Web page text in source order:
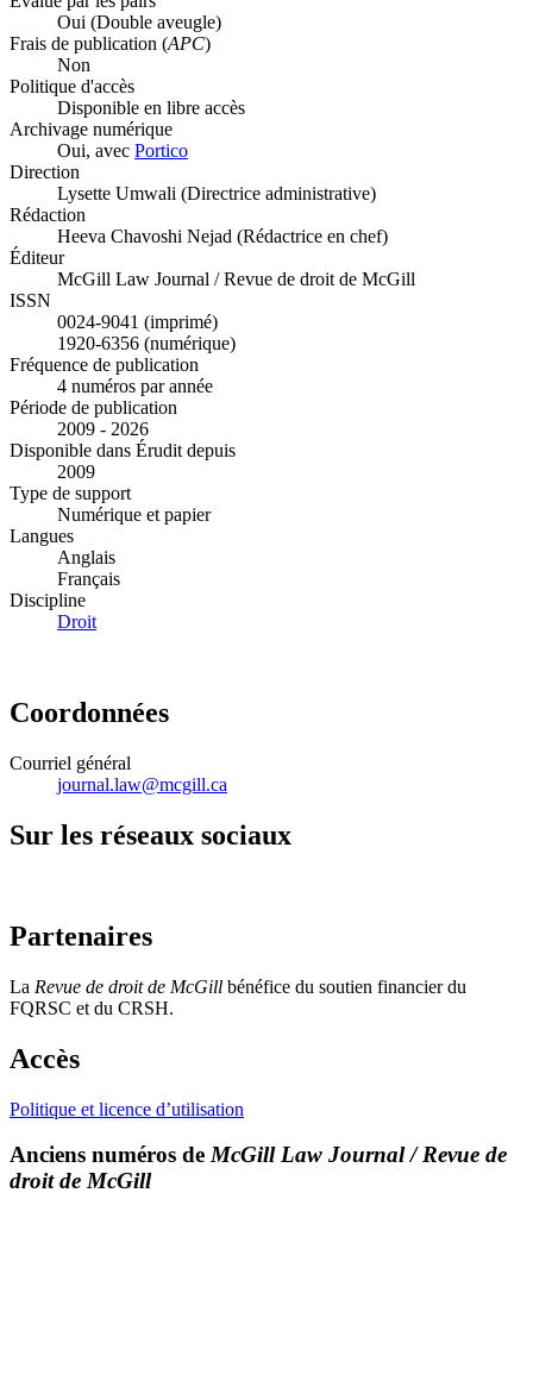
Oui (Double aveugle)
Frais de publication (APC)
Non
Politique d'accès
Disponible en libre accès
Archivage numérique
Oui, avec Portico
Direction
Lysette Umwali (Directrice administrative)
Rédaction
Heeva Chavoshi Nejad (Rédactrice en chef)
Éditeur
McGill Law Journal / Revue de droit de McGill
ISSN
0024-9041 (imprimé)
1920-6356 (numérique)
Fréquence de publication
4 numéros par année
Période de publication
2009 - 2026
Disponible dans Érudit depuis
2009
Type de support
Numérique et papier
Langues
Anglais
Français
Discipline
Droit
Coordonnées
Courriel général
journal.law@mcgill.ca
Sur les réseaux sociaux
Partenaires
La Revue de droit de McGill bénéfice du soutien financier du
FQRSC et du CRSH.
Accès
Politique et licence d’utilisation
Anciens numéros deMcGill Law Journal / Revue de
droit de McGill